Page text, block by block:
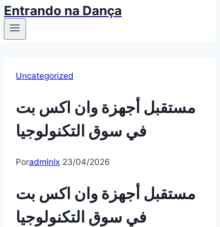
Entrando na Dança
Uncategorized
مستقبل أجهزة وان اكس بت
في سوق التكنولوجيا
Poradmlnlx 23/04/2026
مستقبل أجهزة وان اكس بت
في سوق التكنولوجيا